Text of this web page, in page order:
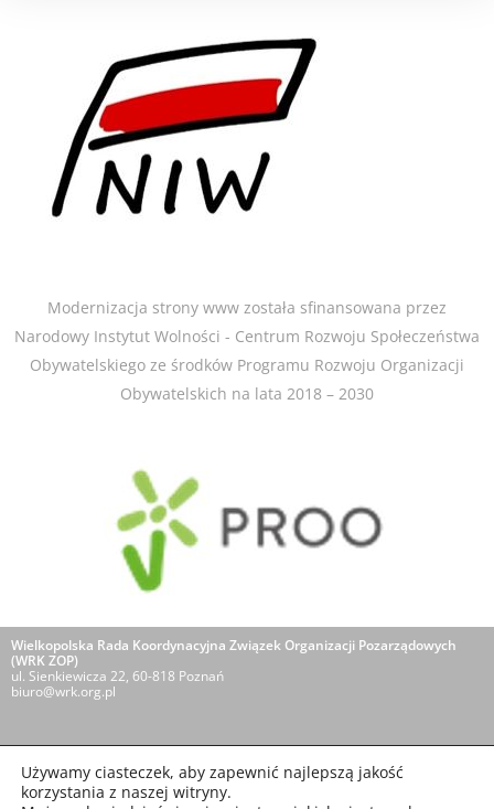
Modernizacja strony www została sfinansowana przez
Narodowy Instytut Wolności - Centrum Rozwoju Społeczeństwa
Obywatelskiego ze środków Programu Rozwoju Organizacji
Obywatelskich na lata 2018 – 2030​
Wielkopolska Rada Koordynacyjna Związek Organizacji Pozarządowych
(WRK ZOP)
ul. Sienkiewicza 22, 60-818 Poznań
biuro@wrk.org.pl
O NAS POLITYKA PRYWATNOŚCI
Używamy ciasteczek, aby zapewnić najlepszą jakość
korzystania z naszej witryny.